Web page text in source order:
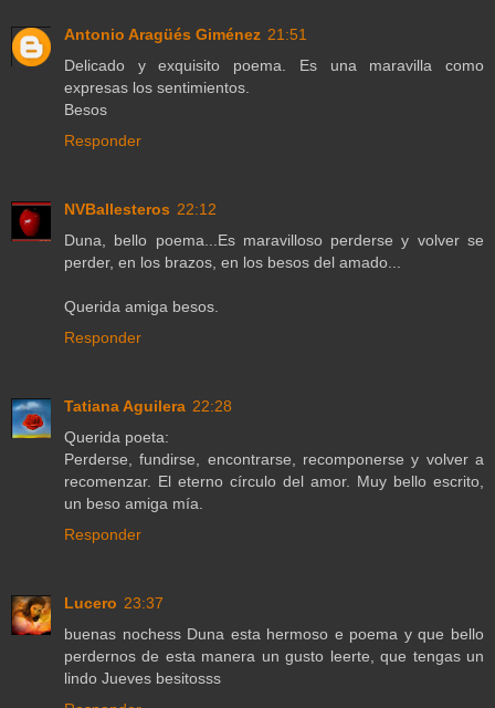
Antonio Aragüés Giménez 21:51
Delicado y exquisito poema. Es una maravilla como
expresas los sentimientos.
Besos
Responder
NVBallesteros 22:12
Duna, bello poema...Es maravilloso perderse y volver se
perder, en los brazos, en los besos del amado...
Querida amiga besos.
Responder
Tatiana Aguilera 22:28
Querida poeta:
Perderse, fundirse, encontrarse, recomponerse y volver a
recomenzar. El eterno círculo del amor. Muy bello escrito,
un beso amiga mía.
Responder
Lucero 23:37
buenas nochess Duna esta hermoso e poema y que bello
perdernos de esta manera un gusto leerte, que tengas un
lindo Jueves besitosss